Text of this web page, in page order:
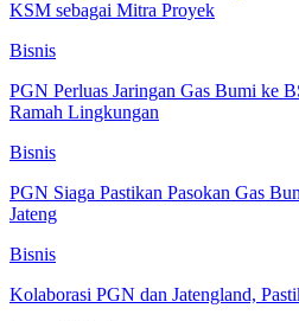
KSM sebagai Mitra Proyek
Bisnis
PGN Perluas Jaringan Gas Bumi ke
Ramah Lingkungan
Bisnis
PGN Siaga Pastikan Pasokan Gas
Jateng
Bisnis
Kolaborasi PGN dan Jatengland,